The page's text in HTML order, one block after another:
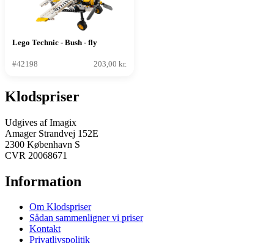
Lego Technic - Bush - fly
#42198 203,00 kr.
Klodspriser
Udgives af Imagix
Amager Strandvej 152E
2300 København S
CVR 20068671
Information
Om Klodspriser
Sådan sammenligner vi priser
Kontakt
Privatlivspolitik